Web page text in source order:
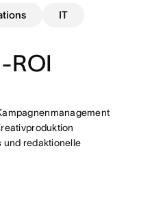
IT
ROI
und redaktionelle
und Fortschritte in
und automatisieren
beseitigen, um
Sie Ihre
von